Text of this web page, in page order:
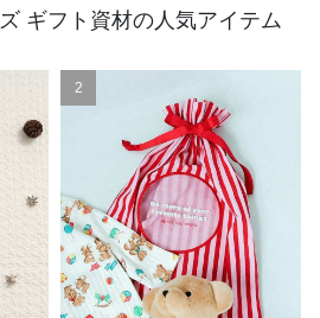
ギフト資材の人気アイテム
2